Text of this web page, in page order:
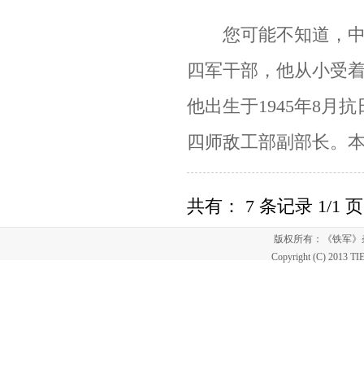
您可能不知道，
四军干部，他从小受
他出生于1945年8 月 抗
四师敌工部副部长
共有： 7 条记录 1/1 页
版权所有：《铁军
Copyright (C) 2013